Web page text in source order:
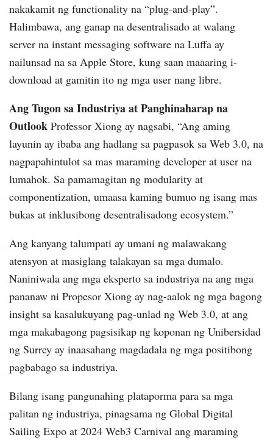
nakakamit ng functionality na “plug-and-play”.
Halimbawa, ang ganap na desentralisado at walang
server na instant messaging software na Luffa ay
nailunsad na sa Apple Store, kung saan maaaring i-
download at gamitin ito ng mga user nang libre.
Ang Tugon sa Industriya at Panghinaharap na
Outlook Professor Xiong ay nagsabi, “Ang aming
layunin ay ibaba ang hadlang sa pagpasok sa Web 3.0, na
nagpapahintulot sa mas maraming developer at user na
lumahok. Sa pamamagitan ng modularity at
componentization, umaasa kaming bumuo ng isang mas
bukas at inklusibong desentralisadong ecosystem.”
Ang kanyang talumpati ay umani ng malawakang
atensyon at masiglang talakayan sa mga dumalo.
Naniniwala ang mga eksperto sa industriya na ang mga
pananaw ni Propesor Xiong ay nag-aalok ng mga bagong
insight sa kasalukuyang pag-unlad ng Web 3.0, at ang
mga makabagong pagsisikap ng koponan ng Unibersidad
ng Surrey ay inaasahang magdadala ng mga positibong
pagbabago sa industriya.
Bilang isang pangunahing plataporma para sa mga
palitan ng industriya, pinagsama ng Global Digital
Sailing Expo at 2024 Web3 Carnival ang maraming